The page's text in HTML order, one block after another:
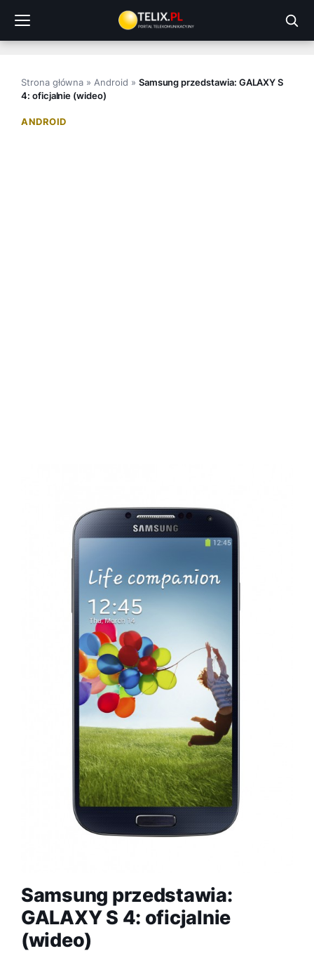
treści
Strona główna » Android » Samsung przedstawia: GALAXY S
4: oficjalnie (wideo)
ANDROID
Samsung przedstawia:
GALAXY S 4: oficjalnie
(wideo)